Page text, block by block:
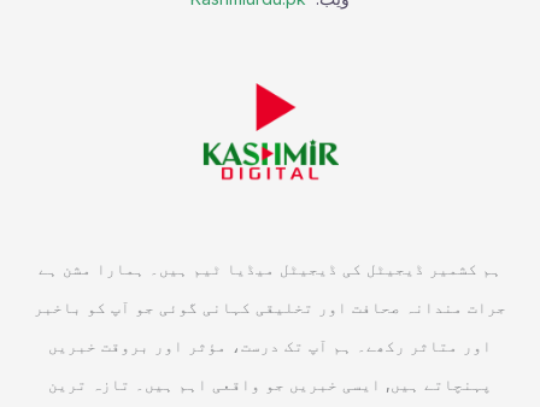
ہم کشمیر ڈیجیٹل کی ڈیجیٹل میڈیا ٹیم ہیں۔ ہمارا مشن ہے
جرات مندانہ صحافت اور تخلیقی کہانی گوئی جو آپ کو باخبر
اور متاثر رکھے۔ ہم آپ تک درست، مؤثر اور بروقت خبریں
پہنچاتے ہیں, ایسی خبریں جو واقعی اہم ہیں۔ تازہ ترین